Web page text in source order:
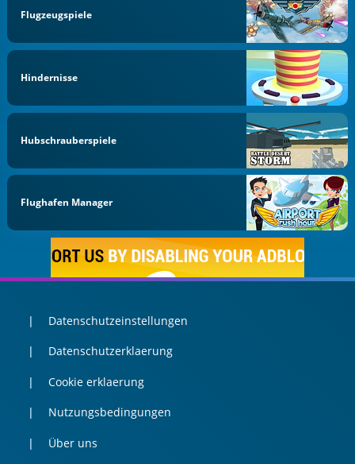
Flugzeugspiele
Hindernisse
Hubschrauberspiele
Flughafen Manager
Datenschutzeinstellungen
Datenschutzerklaerung
Cookie erklaerung
Nutzungsbedingungen
Über uns